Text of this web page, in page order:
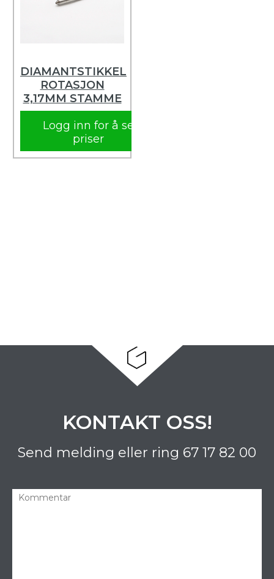
DIAMANTSTIKKEL
ROTASJON
3,17MM STAMME
Logg inn for å se
priser
KONTAKT OSS!
Send melding eller ring 67 17 82 00